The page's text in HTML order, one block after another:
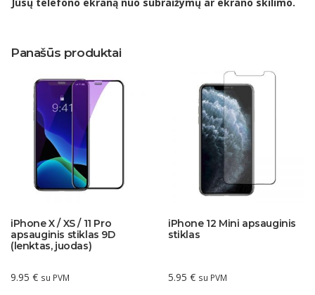
Panašūs produktai
iPhone X / XS / 11 Pro
apsauginis stiklas 9D
(lenktas, juodas)
9.95 € su PVM
iPhone 12 Mini apsauginis
stiklas
5.95 € su PVM